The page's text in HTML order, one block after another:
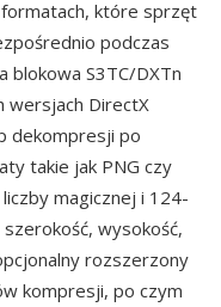
które sprzęt
podczas
S3TC/DXTn
wersjach DirectX
dekompresji po
takie jak PNG czy
liczby magicznej i 124-
wysokość,
rozszerzony
kompresji, po czym